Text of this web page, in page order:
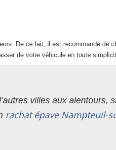
De ce fait, il est recommandé de
de votre véhicule en toute
villes aux alentours,
rachat épave Nampteuil-